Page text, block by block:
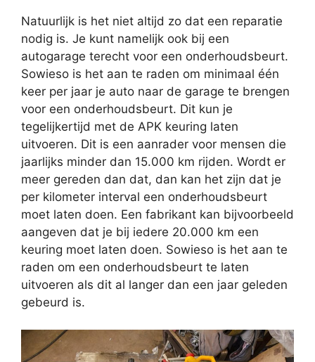
Natuurlijk is het niet altijd zo dat een reparatie
nodig is. Je kunt namelijk ook bij een
autogarage terecht voor een onderhoudsbeurt.
Sowieso is het aan te raden om minimaal één
keer per jaar je auto naar de garage te brengen
voor een onderhoudsbeurt. Dit kun je
tegelijkertijd met de APK keuring laten
uitvoeren. Dit is een aanrader voor mensen die
jaarlijks minder dan 15.000 km rijden. Wordt er
meer gereden dan dat, dan kan het zijn dat je
per kilometer interval een onderhoudsbeurt
moet laten doen. Een fabrikant kan bijvoorbeeld
aangeven dat je bij iedere 20.000 km een
keuring moet laten doen. Sowieso is het aan te
raden om een onderhoudsbeurt te laten
uitvoeren als dit al langer dan een jaar geleden
gebeurd is.